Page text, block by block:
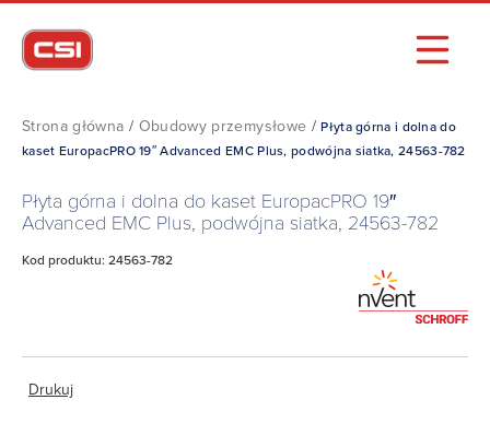
Strona główna / Obudowy przemysłowe /Płyta górna i dolna do
kaset EuropacPRO 19″ Advanced EMC Plus, podwójna siatka, 24563-782
Płyta górna i dolna do kaset EuropacPRO 19″
Advanced EMC Plus, podwójna siatka, 24563-782
Kod produktu: 24563-782
Drukuj